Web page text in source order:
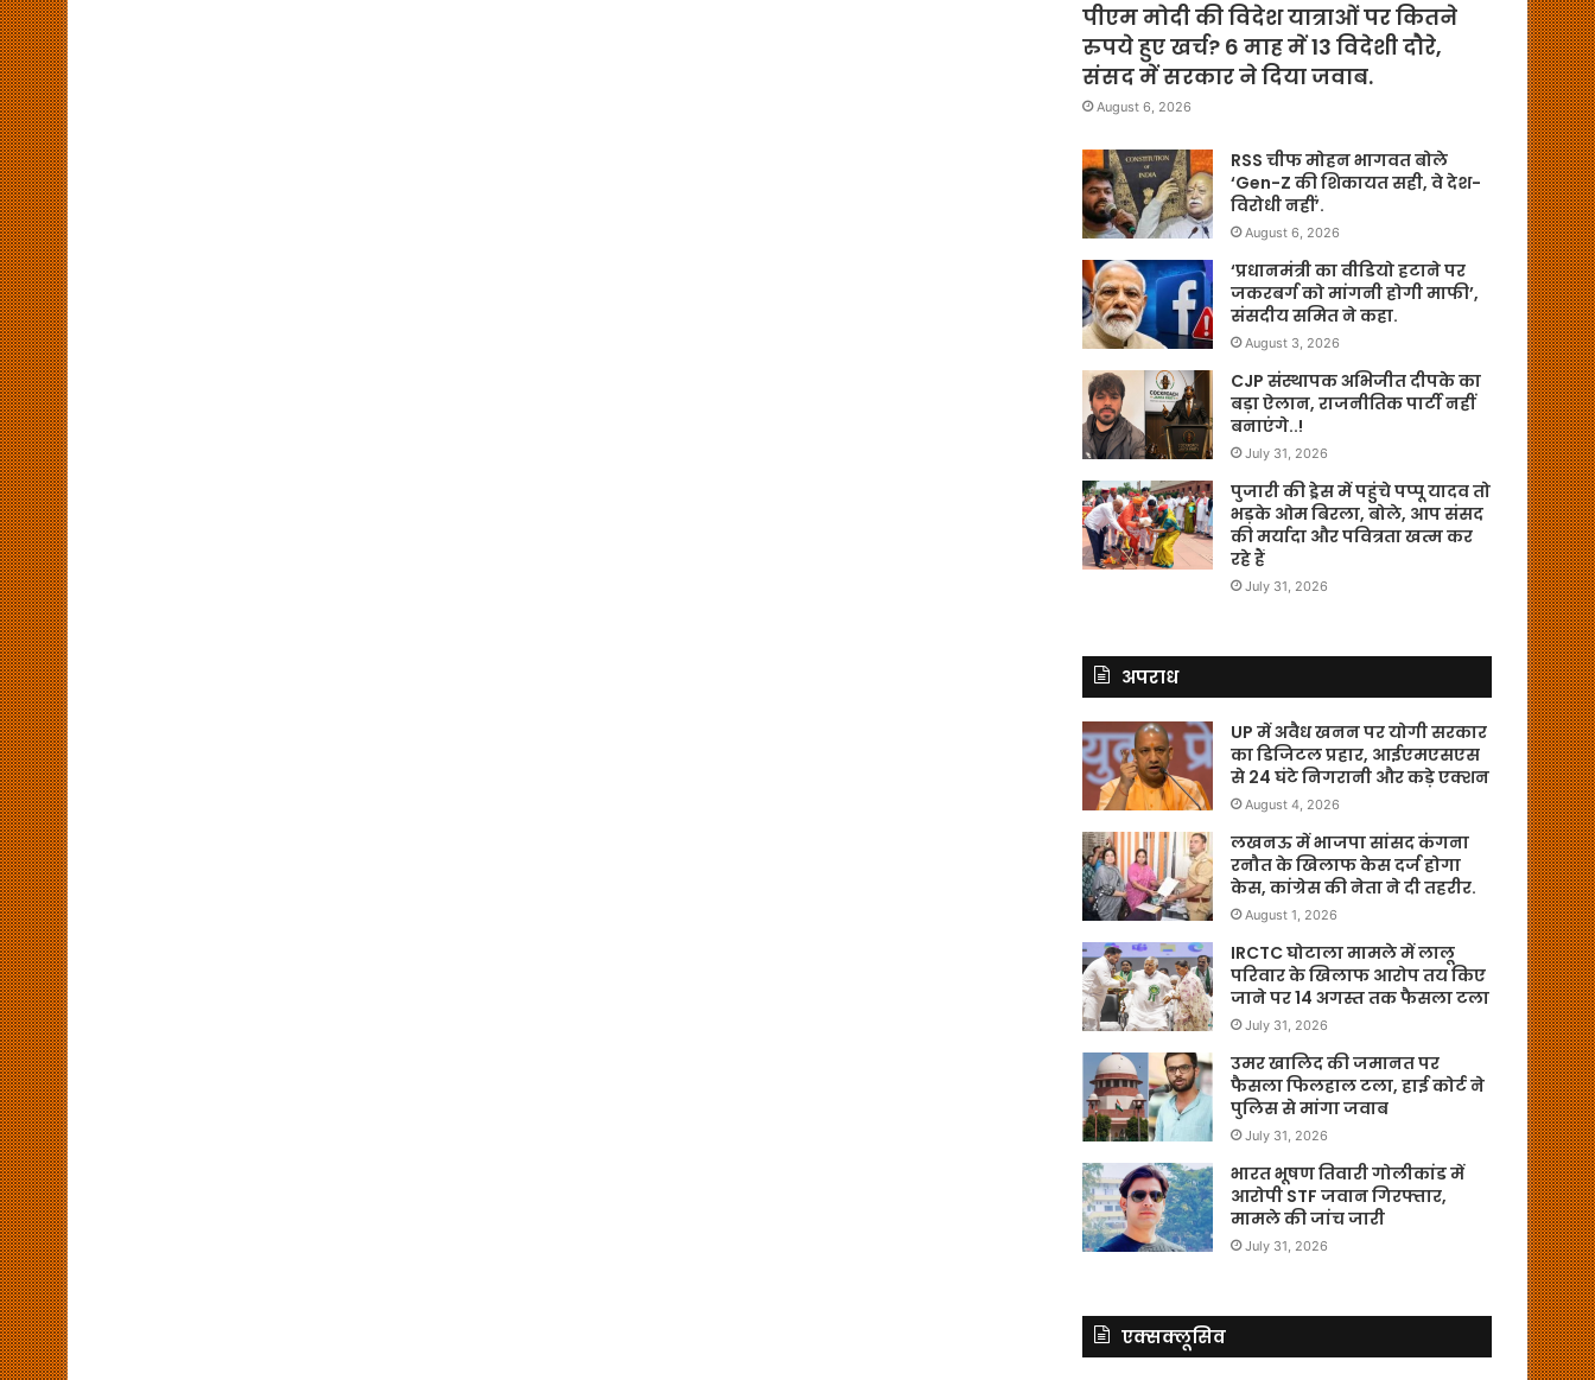
पीएम मोदी की विदेश यात्राओं पर कितने
रुपये हुए खर्च? 6 माह में 13 विदेशी दौरे,
संसद में सरकार ने दिया जवाब.
August 6, 2026
RSS चीफ मोहन भागवत बोले
‘Gen-Z की शिकायत सही, वे देश-
विरोधी नहीं’.
August 6, 2026
‘प्रधानमंत्री का वीडियो हटाने पर
जकरबर्ग को मांगनी होगी माफी’,
संसदीय समित ने कहा.
August 3, 2026
CJP संस्थापक अभिजीत दीपके का
बड़ा ऐलान, राजनीतिक पार्टी नहीं
बनाएंगे..!
July 31, 2026
पुजारी की ड्रेस में पहुंचे पप्पू यादव तो
भड़के ओम बिरला, बोले, आप संसद
की मर्यादा और पवित्रता खत्म कर
रहे हैं
July 31, 2026
अपराध
UP में अवैध खनन पर योगी सरकार
का डिजिटल प्रहार, आईएमएसएस
से 24 घंटे निगरानी और कड़े एक्शन
August 4, 2026
लखनऊ में भाजपा सांसद कंगना
रनौत के खिलाफ केस दर्ज होगा
केस, कांग्रेस की नेता ने दी तहरीर.
August 1, 2026
IRCTC घोटाला मामले में लालू
परिवार के खिलाफ आरोप तय किए
जाने पर 14 अगस्त तक फैसला टला
July 31, 2026
उमर खालिद की जमानत पर
फैसला फिलहाल टला, हाई कोर्ट ने
पुलिस से मांगा जवाब
July 31, 2026
भारत भूषण तिवारी गोलीकांड में
आरोपी STF जवान गिरफ्तार,
मामले की जांच जारी
July 31, 2026
एक्सक्लूसिव